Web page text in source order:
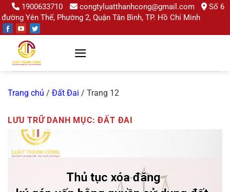
Chuyển
đến
nội
1900633710 congtyluatthanhcong@gmail.com
Số 6
đường Yên Thế, Phường 2, Quận Tân Bình, TP. Hồ Chí Minh
Trang chủ / Đất Đai / Trang 12
LƯU TRỮ DANH MỤC:ĐẤT ĐAI